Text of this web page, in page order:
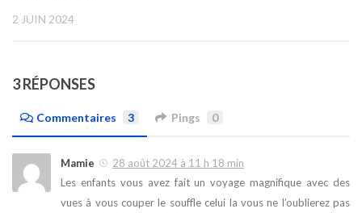
2 JUIN 2024
3 RÉPONSES
Commentaires 3 Pings 0
Mamie
28 août 2024 à 11 h 18 min
Les enfants vous avez fait un voyage magnifique avec des
vues à vous couper le souffle celui la vous ne l’oublierez pas